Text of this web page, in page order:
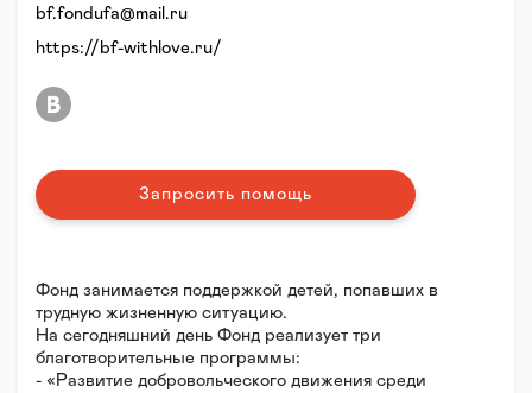
Фонд занимается поддержкой детей, попавших в
трудную жизненную ситуацию.
На сегодняшний день Фонд реализует три
благотворительные программы:
- «Развитие добровольческого движения среди
bf.fondufa@mail.ru
https://bf-withlove.ru/
Запросить помощь